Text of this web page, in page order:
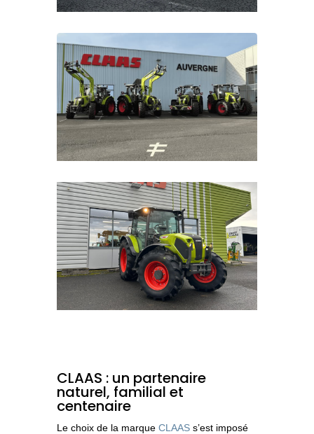
CLAAS : un partenaire
naturel, familial et
centenaire
Le choix de la marque CLAASs’est imposé